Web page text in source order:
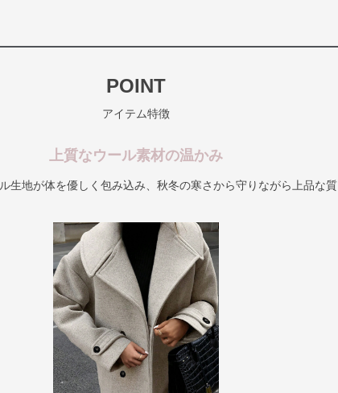
POINT
アイテム特徴
上質なウール素材の温かみ
生地が体を優しく包み込み、秋冬の寒さから守りながら上品な質